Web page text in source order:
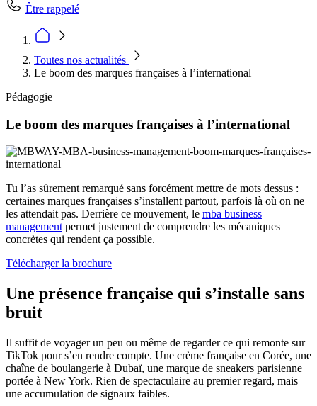
Être rappelé
Toutes nos actualités
Le boom des marques françaises à l’international
Pédagogie
Le boom des marques françaises à l’international
Tu l’as sûrement remarqué sans forcément mettre de mots dessus :
certaines marques françaises s’installent partout, parfois là où on ne
les attendait pas. Derrière ce mouvement, le mba business
managementpermet justement de comprendre les mécaniques
concrètes qui rendent ça possible.
Télécharger la brochure
Une présence française qui s’installe sans
bruit
Il suffit de voyager un peu ou même de regarder ce qui remonte sur
TikTok pour s’en rendre compte. Une crème française en Corée, une
chaîne de boulangerie à Dubaï, une marque de sneakers parisienne
portée à New York. Rien de spectaculaire au premier regard, mais
une accumulation de signaux faibles.